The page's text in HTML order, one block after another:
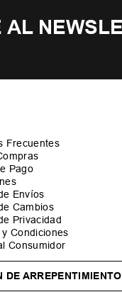
AL
Frecuentes
Pago
Envíos
Cambios
Privacidad
Condiciones
Consumidor
DE ARREPENTIMIENTO